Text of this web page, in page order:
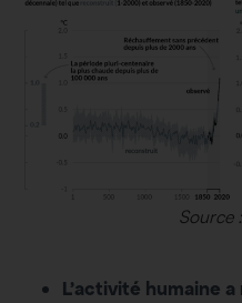
Source :
L’activité humaine